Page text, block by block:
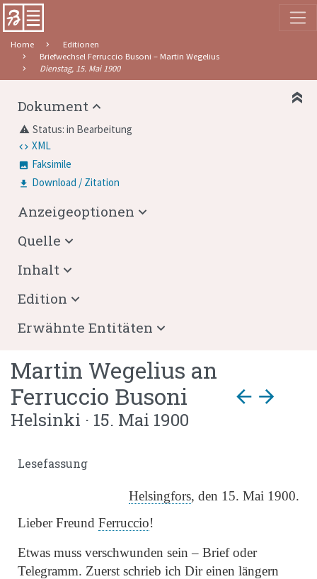
Home
Editionen
Briefwechsel Ferruccio Busoni – Martin Wegelius
Dienstag, 15. Mai 1900
Martin Wegelius an
Ferruccio Busoni
arrow_back arrow_forward
Helsinki · 15. Mai 1900
Lesefassung
Helsingfors, den 15. Mai 1900.
Lieber Freund Ferruccio!
Etwas muss verschwunden sein – Brief oder
Telegramm. Zuerst schrieb ich Dir einen längern
Dokument
warning Status: in Bearbeitung
XML
Faksimile
Download / Zitation
Anzeigeoptionen
Quelle
Inhalt
Edition
Erwähnte Entitäten